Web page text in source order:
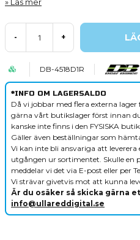
Läs mer
- +
DB-4518D1R
*INFO OM LAGERSALDO
Då vi jobbar med flera externa
gärna vårt butikslager först innan
kanske inte finns i den FYSISKA
Gäller även beställningar som
Vi kan inte bli ansvariga att
utgången ur sortimentet. Skulle en
meddelar vi det via E-post eller per
Vi strävar givetvis mot att kunna
Är du osäker så skicka gärna
info@ullareddigital.se